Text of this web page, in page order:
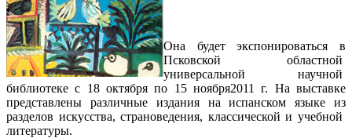
Она будет экспонироваться в
Псковской областной
универсальной научной
библиотеке с 18 октября по 15 ноября2011 г. На выставке
представлены различные издания на испанском языке из
разделов искусства, страноведения, классической и учебной
литературы.